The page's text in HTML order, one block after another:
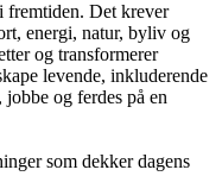
fremtiden. Det krever
energi, natur, byliv og
og transformerer
levende, inkluderende
og ferdes på en
som dekker dagens